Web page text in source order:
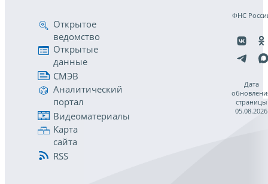
Открытое
ведомство
Открытые
данные
СМЭВ
Аналитический
портал
Видеоматериалы
Карта
сайта
RSS
ФНС
Дата
страницы
05.08.2026